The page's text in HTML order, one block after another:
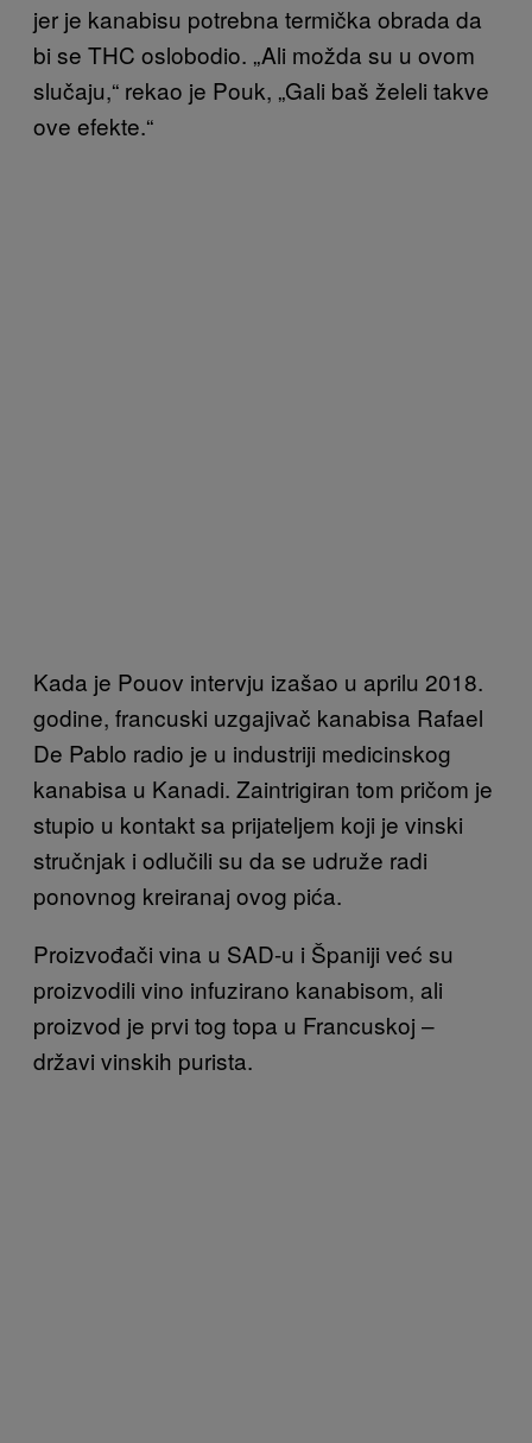
jer je kanabisu potrebna termička obrada da
bi se THC oslobodio. „Ali možda su u ovom
slučaju,“ rekao je Pouk, „Gali baš želeli takve
ove efekte.“
Kada je Pouov intervju izašao u aprilu 2018.
godine, francuski uzgajivač kanabisa Rafael
De Pablo radio je u industriji medicinskog
kanabisa u Kanadi. Zaintrigiran tom pričom je
stupio u kontakt sa prijateljem koji je vinski
stručnjak i odlučili su da se udruže radi
ponovnog kreiranaj ovog pića.
Proizvođači vina u SAD-u i Španiji već su
proizvodili vino infuzirano kanabisom, ali
proizvod je prvi tog topa u Francuskoj –
državi vinskih purista.